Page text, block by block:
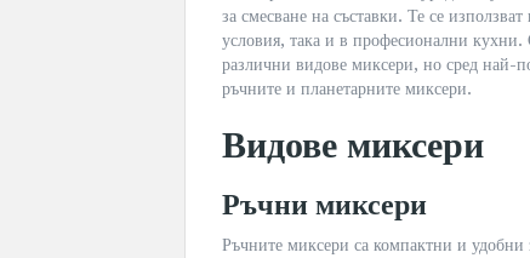
за смесване на съставки. Те се
условия, така и в професионални кухни.
различни видове миксери, но сред най-
ръчните и планетарните миксери.
Видове миксери
Ръчни миксери
Ръчните миксери са компактни и удобни